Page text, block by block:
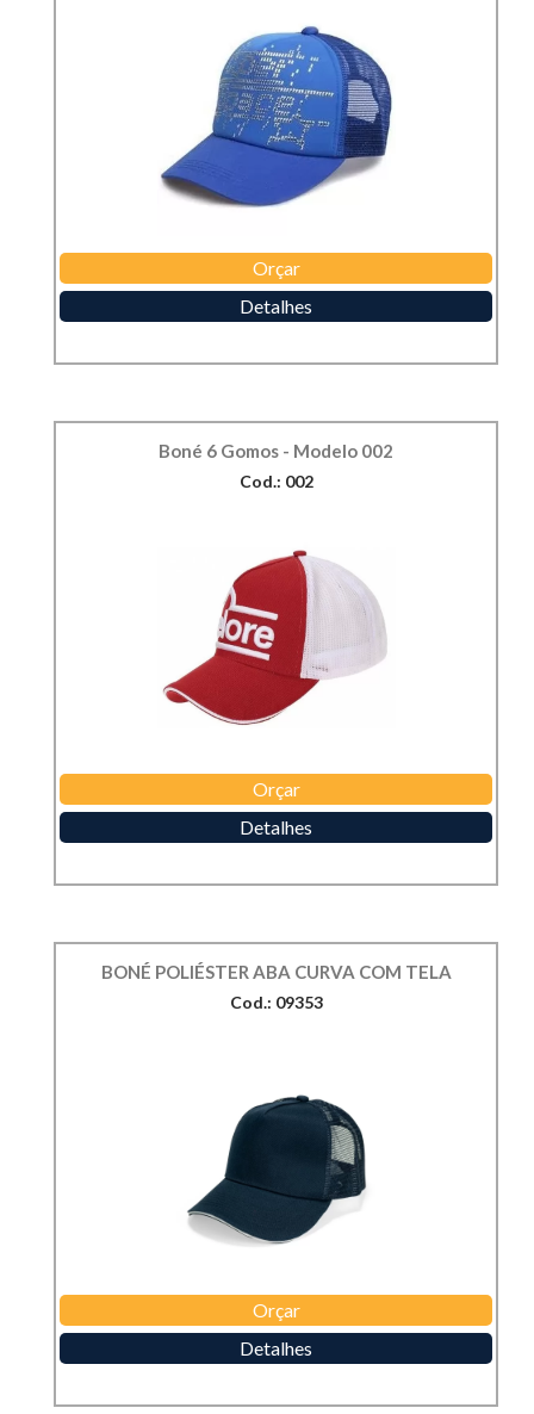
Orçar
Detalhes
Boné 6 Gomos - Modelo 002
Cod.: 002
Orçar
Detalhes
BONÉ POLIÉSTER ABA CURVA COM TELA
Cod.: 09353
Orçar
Detalhes